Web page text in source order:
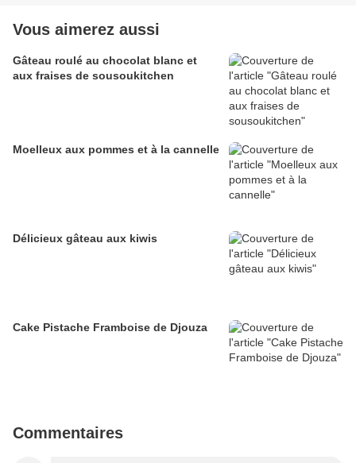
Vous aimerez aussi
Gâteau roulé au chocolat blanc et
aux fraises de sousoukitchen
Moelleux aux pommes et à la cannelle
Délicieux gâteau aux kiwis
Cake Pistache Framboise de Djouza
Commentaires